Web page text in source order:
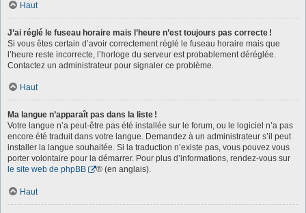
Haut
J’ai réglé le fuseau horaire mais l’heure n’est toujours pas correcte !
Si vous êtes certain d’avoir correctement réglé le fuseau horaire mais que
l’heure reste incorrecte, l’horloge du serveur est probablement déréglée.
Contactez un administrateur pour signaler ce problème.
Haut
Ma langue n’apparaît pas dans la liste !
Votre langue n’a peut-être pas été installée sur le forum, ou le logiciel n’a pas
encore été traduit dans votre langue. Demandez à un administrateur s’il peut
installer la langue souhaitée. Si la traduction n’existe pas, vous pouvez vous
porter volontaire pour la démarrer. Pour plus d’informations, rendez-vous sur
le site web de phpBB
® (en anglais).
Haut